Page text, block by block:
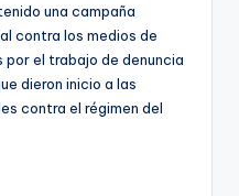
una campaña
contra los medios de
el trabajo de denuncia
dieron inicio a las
contra el régimen del